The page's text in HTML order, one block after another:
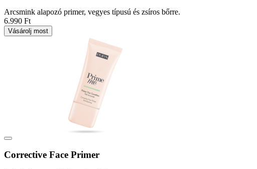
Arcsmink alapozó primer, vegyes típusú és zsíros bőrre.
6.990 Ft
Vásárolj most
Corrective Face Primer